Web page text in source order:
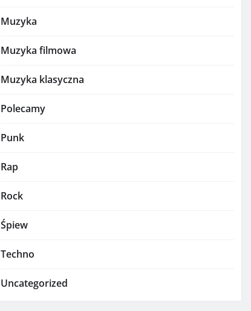
Muzyka
Muzyka filmowa
Muzyka klasyczna
Polecamy
Punk
Rap
Rock
Śpiew
Techno
Uncategorized